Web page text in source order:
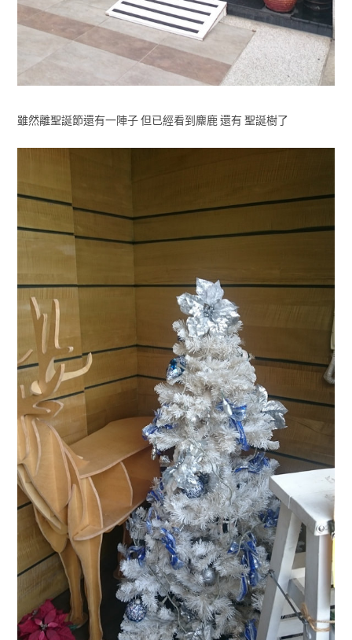
雖然離聖誕節還有一陣子 但已經看到麋鹿 還有 聖誕樹了